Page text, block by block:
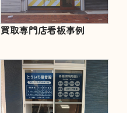
買取専門店看板事例